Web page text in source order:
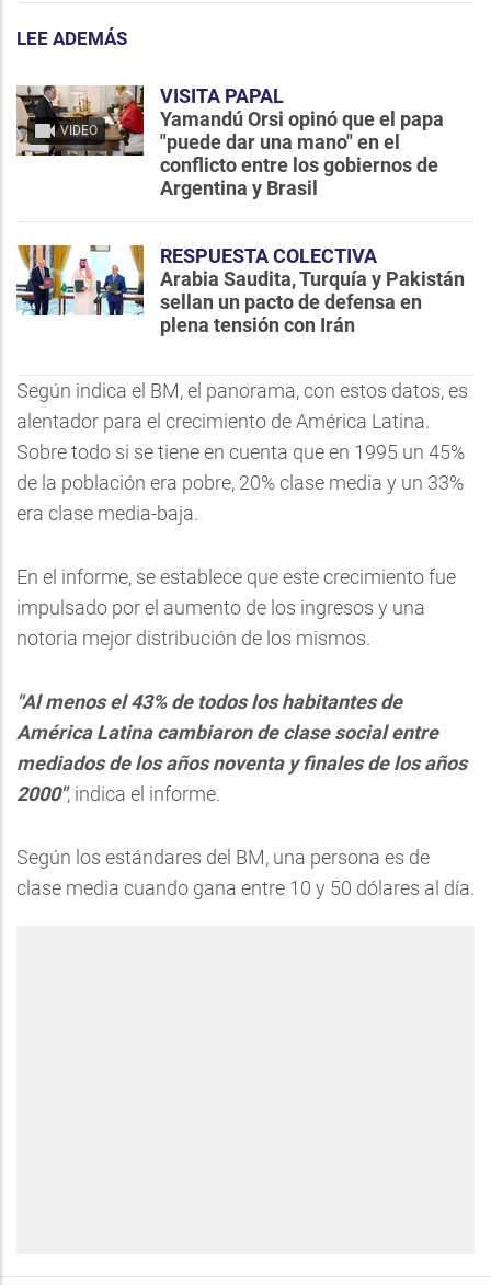
LEE ADEMÁS
VIDEO
VISITA PAPAL
Yamandú Orsi opinó que el papa
"puede dar una mano" en el
conflicto entre los gobiernos de
Argentina y Brasil
RESPUESTA COLECTIVA
Arabia Saudita, Turquía y Pakistán
sellan un pacto de defensa en
plena tensión con Irán
Según indica el BM, el panorama, con estos datos, es
alentador para el crecimiento de América Latina.
Sobre todo si se tiene en cuenta que en 1995 un 45%
de la población era pobre, 20% clase media y un 33%
era clase media-baja.
En el informe, se establece que este crecimiento fue
impulsado por el aumento de los ingresos y una
notoria mejor distribución de los mismos.
"Al menos el 43% de todos los habitantes de
América Latina cambiaron de clase social entre
mediados de los años noventa y finales de los años
2000", indica el informe.
Según los estándares del BM, una persona es de
clase media cuando gana entre 10 y 50 dólares al día.